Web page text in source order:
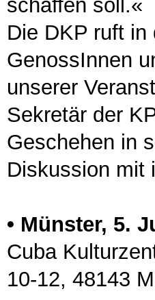
schaffen soll.«
Die DKP ruft
GenossInnen
unserer
Sekretär der
Geschehen in
Diskussion mit
• Münster, 5.
Cuba
10-12, 48143